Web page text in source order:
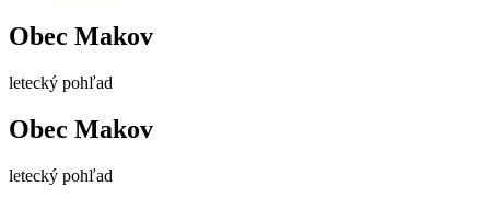
Obec Makov
letecký pohľad
Obec Makov
letecký pohľad